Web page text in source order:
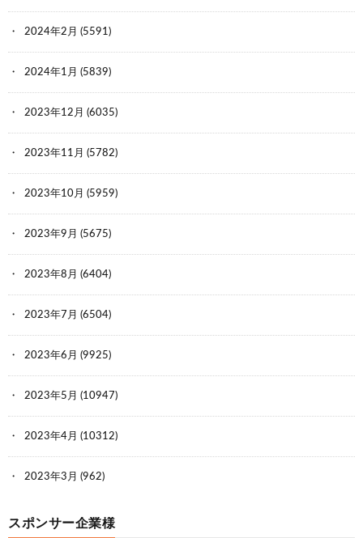
2024年2月 (5591)
2024年1月 (5839)
2023年12月 (6035)
2023年11月 (5782)
2023年10月 (5959)
2023年9月 (5675)
2023年8月 (6404)
2023年7月 (6504)
2023年6月 (9925)
2023年5月 (10947)
2023年4月 (10312)
2023年3月 (962)
スポンサー企業様